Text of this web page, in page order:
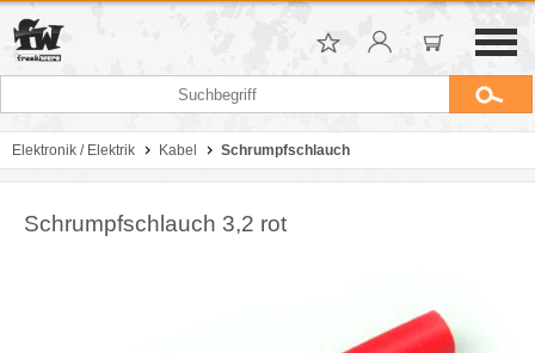
Elektronik / Elektrik Kabel Schrumpfschlauch
Schrumpfschlauch 3,2 rot